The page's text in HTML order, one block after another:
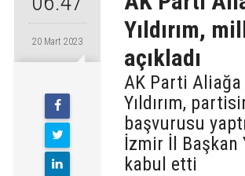
20 Mart 2023
Yıldırım,
açıkladı
AK Parti Aliağa
Yıldırım,
başvurusu
İzmir İl Başkan
kabul etti